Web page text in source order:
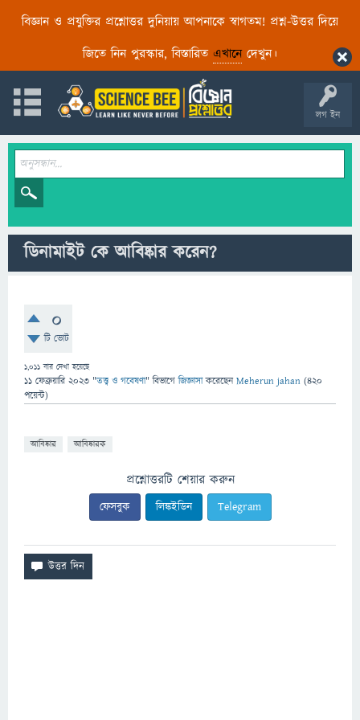
বিজ্ঞান ও প্রযুক্তির প্রশ্নোত্তর দুনিয়ায় আপনাকে স্বাগতম! প্রশ্ন-উত্তর দিয়ে
জিতে নিন পুরস্কার, বিস্তারিত এখানেদেখুন।
লগ ইন
ডিনামাইট কে আবিষ্কার করেন?
0
টি ভোট
1,011 বার দেখা হয়েছে
11 ফেব্রুয়ারি 2023 "তত্ত্ব ও গবেষণা" বিভাগে জিজ্ঞাসাকরেছেনMeherun jahan (420
পয়েন্ট)
আবিষ্কার আবিষ্কারক
প্রশ্নোত্তরটি শেয়ার করুন
ফেসবুক লিঙ্কইডিন Telegram